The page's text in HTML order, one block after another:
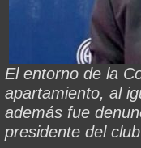
El entorno de la
apartamiento, al
además fue
presidente del